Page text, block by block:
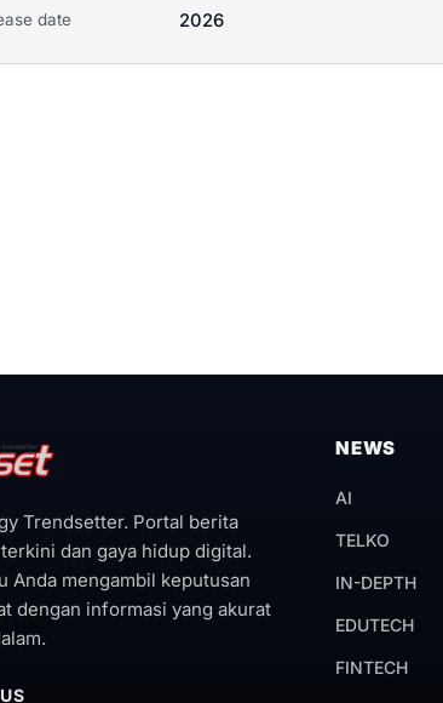
date 2026
Trendsetter. Portal berita
dan gaya hidup digital.
Anda mengambil keputusan
dengan informasi yang akurat
NEWS
AI
TELKO
IN-DEPTH
EDUTECH
FINTECH